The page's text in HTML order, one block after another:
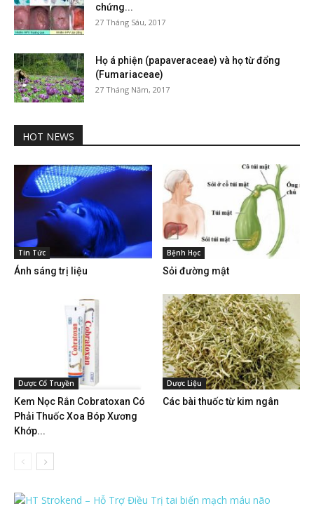
chứng...
27 Tháng Sáu, 2017
Họ á phiện (papaveraceae) và họ từ đổng
(Fumariaceae)
27 Tháng Năm, 2017
HOT NEWS
Tin Tức
Ánh sáng trị liệu
Bệnh Học
Sỏi đường mật
Dược Cổ Truyền
Kem Nọc Rắn Cobratoxan Có
Phải Thuốc Xoa Bóp Xương
Khớp...
Dược Liệu
Các bài thuốc từ kim ngân